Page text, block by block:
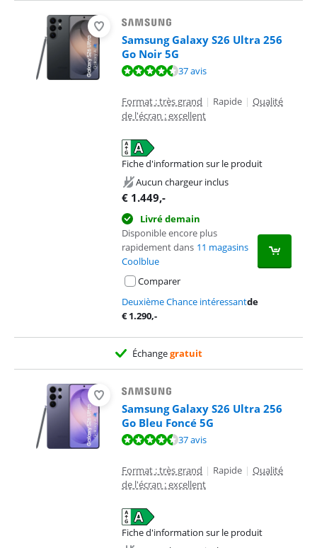
Samsung Galaxy S26 Ultra 256
Go Noir 5G
La note est de 9,4 sur 10, basée sur 37 avis.37 avis
Format : très grand | Rapide | Qualité
de l'écran : excellent
Fiche d'information sur le produit
s'ouvre dans un nouvel ongletAucun chargeur inclus
€ 1.449,-
Livré demain
Disponible encore plus
rapidement dans 11 magasins
Coolblue
Comparer
Deuxième Chance intéressantde
€1.290,-
Échangegratuit
Samsung Galaxy S26 Ultra 256
Go Bleu Foncé 5G
La note est de 9,4 sur 10, basée sur 37 avis.37 avis
Format : très grand | Rapide | Qualité
de l'écran : excellent
Fiche d'information sur le produit